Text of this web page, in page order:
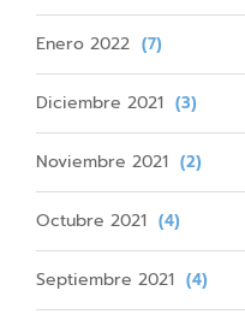
Enero 2022 (7)
Diciembre 2021 (3)
Noviembre 2021 (2)
Octubre 2021 (4)
Septiembre 2021 (4)